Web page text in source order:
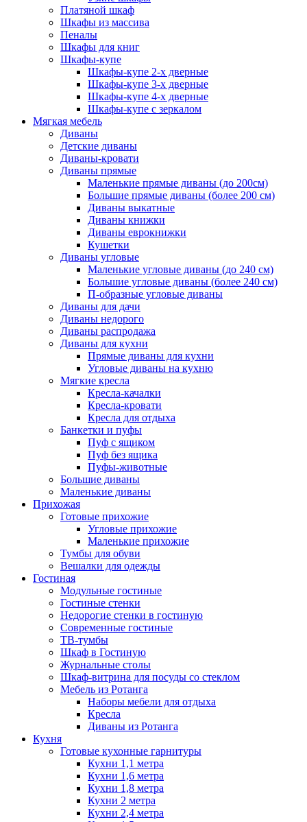
Платяной шкаф
Шкафы из массива
Пеналы
Шкафы для книг
Шкафы-купе
Шкафы-купе 2-х дверные
Шкафы-купе 3-х дверные
Шкафы-купе 4-х дверные
Шкафы-купе с зеркалом
Мягкая мебель
Диваны
Детские диваны
Диваны-кровати
Диваны прямые
Маленькие прямые диваны (до 200см)
Большие прямые диваны (более 200 см)
Диваны выкатные
Диваны книжки
Диваны еврокнижки
Кушетки
Диваны угловые
Маленькие угловые диваны (до 240 см)
Большие угловые диваны (более 240 см)
П-образные угловые диваны
Диваны для дачи
Диваны недорого
Диваны распродажа
Диваны для кухни
Прямые диваны для кухни
Угловые диваны на кухню
Мягкие кресла
Кресла-качалки
Кресла-кровати
Кресла для отдыха
Банкетки и пуфы
Пуф с ящиком
Пуф без ящика
Пуфы-животные
Большие диваны
Маленькие диваны
Прихожая
Готовые прихожие
Угловые прихожие
Маленькие прихожие
Тумбы для обуви
Вешалки для одежды
Гостиная
Модульные гостиные
Гостиные стенки
Недорогие стенки в гостиную
Современные гостиные
ТВ-тумбы
Шкаф в Гостиную
Журнальные столы
Шкаф-витрина для посуды со стеклом
Мебель из Ротанга
Наборы мебели для отдыха
Кресла
Диваны из Ротанга
Кухня
Готовые кухонные гарнитуры
Кухни 1,1 метра
Кухни 1,6 метра
Кухни 1,8 метра
Кухни 2 метра
Кухни 2,4 метра